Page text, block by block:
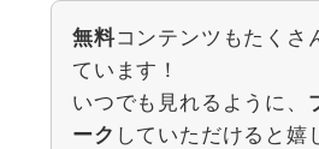
無料コンテンツもたくさ
ています！
いつでも見れるように、
ーク していただけると嬉